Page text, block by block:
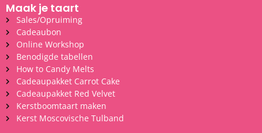
Maak je taart
Sales/Opruiming
Cadeaubon
Online Workshop
Benodigde tabellen
How to Candy Melts
Cadeaupakket Carrot Cake
Cadeaupakket Red Velvet
Kerstboomtaart maken
Kerst Moscovische Tulband